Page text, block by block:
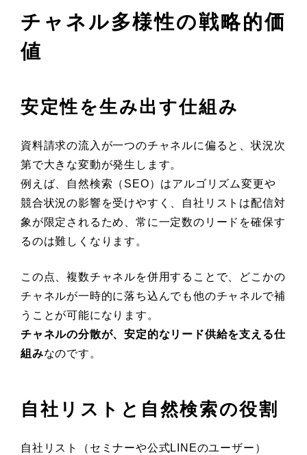
チャネル多様性の戦略的価
値
安定性を生み出す仕組み
資料請求の流入が一つのチャネルに偏ると、状況次
第で大きな変動が発生します。
例えば、自然検索（SEO）はアルゴリズム変更や
競合状況の影響を受けやすく、自社リストは配信対
象が限定されるため、常に一定数のリードを確保す
るのは難しくなります。
この点、複数チャネルを併用することで、どこかの
チャネルが一時的に落ち込んでも他のチャネルで補
うことが可能になります。
チャネルの分散が、安定的なリード供給を支える仕
組みなのです。
自社リストと自然検索の役割
自社リスト（セミナーや公式LINEのユーザー）